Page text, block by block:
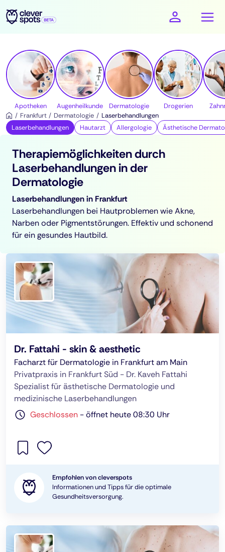
cleverspots - Gesundheit
Apotheken Augenheilkunde Dermatologie Drogerien
Frankfurt
Dermatologie
Laserbehandlungen
Laserbehandlungen
Hautarzt Allergologie Ästhetische
Therapiemöglichkeiten durch
Laserbehandlungen in der
Dermatologie
Laserbehandlungen in Frankfurt
Laserbehandlungen bei Hautproblemen wie Akne,
Narben oder Pigmentstörungen. Effektiv und schonend
für ein gesundes Hautbild.
Dr. Fattahi - skin & aesthetic
Facharzt für Dermatologie in Frankfurt am Main
Privatpraxis in Frankfurt Süd - Dr. Kaveh Fattahi
Spezialist für ästhetische Dermatologie und
medizinische Laserbehandlungen
Geschlossen -öffnet heute 08:30 Uhr
Empfohlen von cleverspots
Informationen und Tipps für die optimale
Gesundheitsversorgung.